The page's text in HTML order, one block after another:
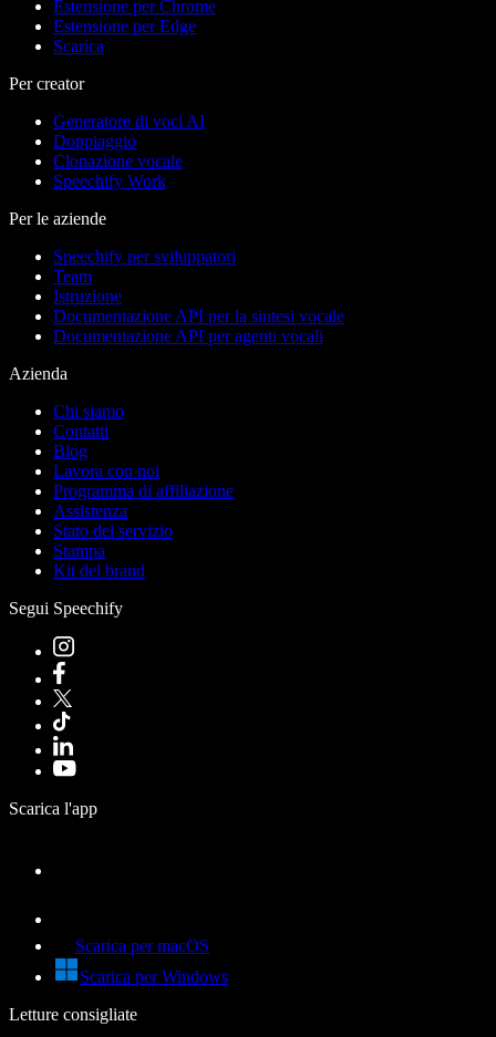
Estensione per Chrome
Estensione per Edge
Scarica
Per creator
Generatore di voci AI
Doppiaggio
Clonazione vocale
Speechify Work
Per le aziende
Speechify per sviluppatori
Team
Istruzione
Documentazione API per la sintesi vocale
Documentazione API per agenti vocali
Azienda
Chi siamo
Contatti
Blog
Lavora con noi
Programma di affiliazione
Assistenza
Stato del servizio
Stampa
Kit del brand
Segui Speechify
Scarica l'app
Scarica per macOS
Scarica per Windows
Letture consigliate